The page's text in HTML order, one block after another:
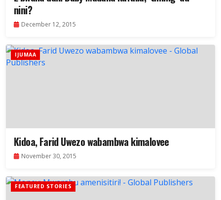
nini?
December 12, 2015
IJUMAA
Kidoa, Farid Uwezo wabambwa kimalovee
November 30, 2015
FEATURED STORIES